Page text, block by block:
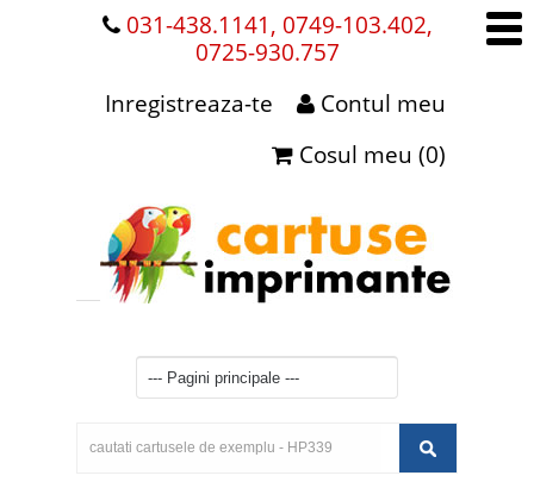
031-438.1141, 0749-103.402,
0725-930.757
Contul meu
Inregistreaza-te
Cosul meu (0)